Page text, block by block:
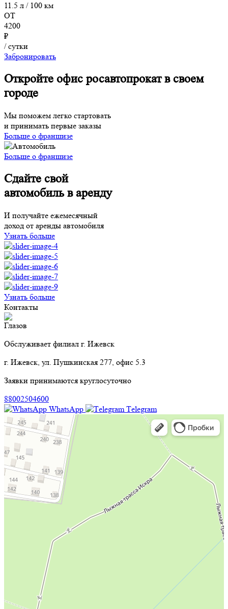
11.5 л / 100 км
ОТ
4200
₽
/ сутки
Забронировать
Откройте офис росавтопрокат в своем
городе
Мы поможем легко стартовать
и принимать первые заказы
Больше о франшизе
Больше о франшизе
Сдайте свой
автомобиль в аренду
И получайте ежемесячный
доход от аренды автомобиля
Узнать больше
Узнать больше
Контакты
Глазов
Обслуживает филиал г. Ижевск
г. Ижевск, ул. Пушкинская 277, офис 5.3
Заявки принимаются круглосуточно
88002504600
WhatsApp
Тelegram